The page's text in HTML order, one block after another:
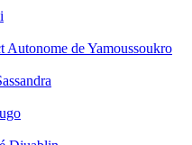
de Yamoussoukro